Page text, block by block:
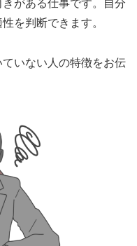
がある仕事です。自分
を判断できます。
いない人の特徴をお伝